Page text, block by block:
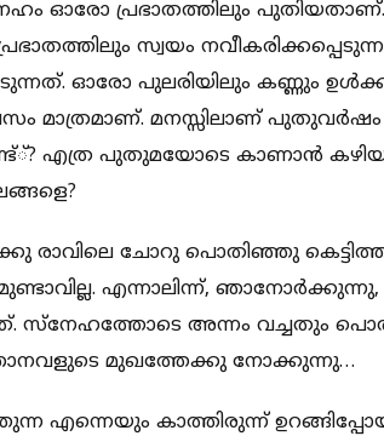
ഓരോ പ്രഭാതത്തിലും
സ്വയം നവീകരിക്കപ്പെടുന്ന
ഓരോ പുലരിയിലും കണ്ണും
മാത്രമാണ്. മനസ്സിലാണ് പുതുവര്‍ഷം
എത്ര പുതുമയോടെ കാണാന്‍
രാവിലെ ചോറു പൊതിഞ്ഞു
എന്നാലിന്ന്,
സ്‌നേഹത്തോടെ അന്നം വച്ചതും
മുഖത്തേക്കു നോക്കുന്നു…
എന്നെയും കാത്തിരുന്ന്